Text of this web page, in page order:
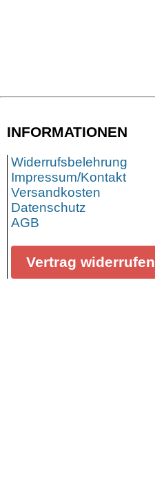
INFORMATIONEN
Widerrufsbelehrung
Impressum/Kontakt
Versandkosten
Datenschutz
AGB
Vertrag widerrufen